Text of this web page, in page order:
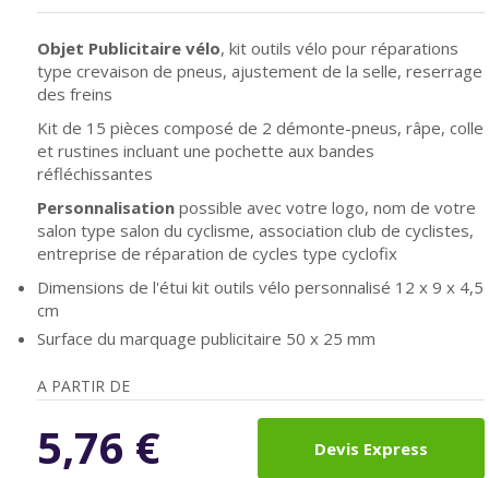
Objet Publicitaire vélo, kit outils vélo pour réparations
type crevaison de pneus, ajustement de la selle, reserrage
des freins
Kit de 15 pièces composé de 2 démonte-pneus, râpe, colle
et rustines incluant une pochette aux bandes
réfléchissantes
Personnalisation possible avec votre logo, nom de votre
salon type salon du cyclisme, association club de cyclistes,
entreprise de réparation de cycles type cyclofix
Dimensions de l'étui kit outils vélo personnalisé 12 x 9 x 4,5
cm
Surface du marquage publicitaire 50 x 25 mm
A PARTIR DE
5,76 € Devis Express